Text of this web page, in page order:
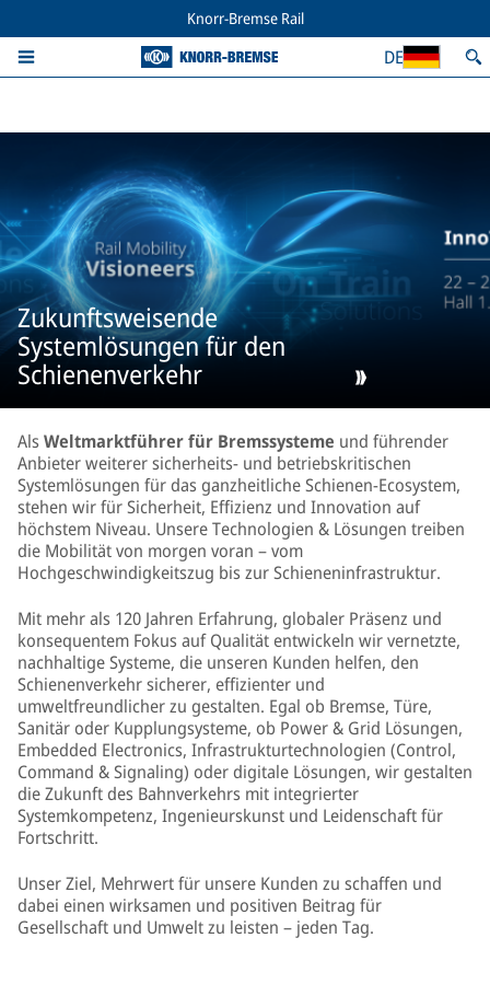
Knorr-Bremse Rail
DE
Zukunftsweisende
Systemlösungen für den
Schienenverkehr
Als Weltmarktführer für Bremssysteme und führender
Anbieter weiterer sicherheits- und betriebskritischen
Systemlösungen für das ganzheitliche Schienen-Ecosystem,
stehen wir für Sicherheit, Effizienz und Innovation auf
höchstem Niveau. Unsere Technologien & Lösungen treiben
die Mobilität von morgen voran – vom
Hochgeschwindigkeitszug bis zur Schieneninfrastruktur.
Mit mehr als 120 Jahren Erfahrung, globaler Präsenz und
konsequentem Fokus auf Qualität entwickeln wir vernetzte,
nachhaltige Systeme, die unseren Kunden helfen, den
Schienenverkehr sicherer, effizienter und
umweltfreundlicher zu gestalten. Egal ob Bremse, Türe,
Sanitär oder Kupplungsysteme, ob Power & Grid Lösungen,
Embedded Electronics, Infrastrukturtechnologien (Control,
Command & Signaling) oder digitale Lösungen, wir gestalten
die Zukunft des Bahnverkehrs mit integrierter
Systemkompetenz, Ingenieurskunst und Leidenschaft für
Fortschritt.
Unser Ziel, Mehrwert für unsere Kunden zu schaffen und
dabei einen wirksamen und positiven Beitrag für
Gesellschaft und Umwelt zu leisten – jeden Tag.